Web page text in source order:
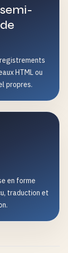
HTML ou
propres.
en forme
traduction et